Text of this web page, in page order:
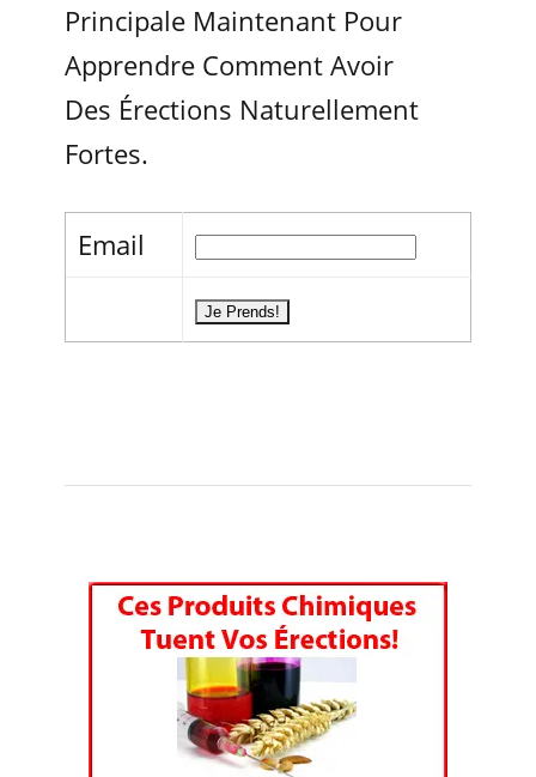
Principale Maintenant Pour
Apprendre Comment Avoir
Des Érections Naturellement
Fortes.
Email